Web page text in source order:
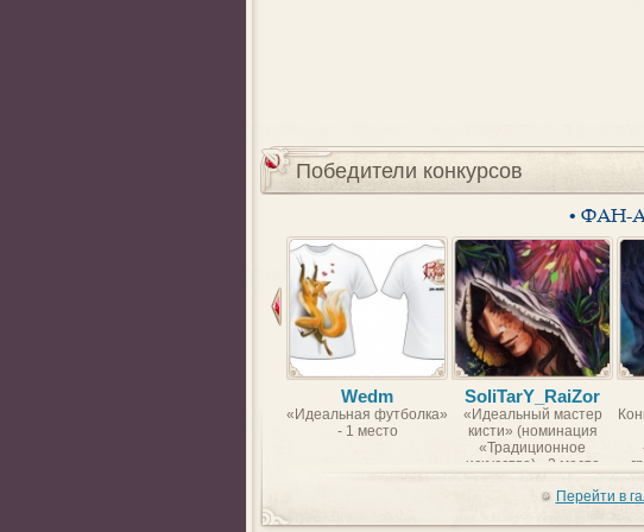
Победители конкурсов
• ФАН-
Wedm
«Идеальная футболка»
- 1 место
SoliTarY_RaiZor
«Идеальный мастер
кисти» (номинация
«Традиционное
искусство) - 2 место
Перейти в